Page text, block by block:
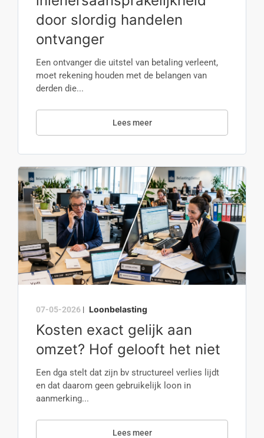
door slordig handelen
ontvanger
Een ontvanger die uitstel van betaling verleent,
moet rekening houden met de belangen van
derden die...
Lees meer
07-05-2026 | Loonbelasting
Kosten exact gelijk aan
omzet? Hof gelooft het niet
Een dga stelt dat zijn bv structureel verlies lijdt
en dat daarom geen gebruikelijk loon in
aanmerking...
Lees meer